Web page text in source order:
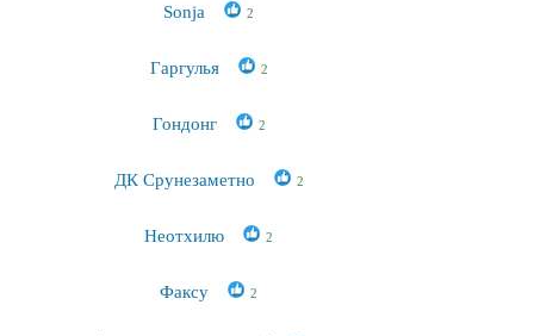
Sonja 2
Гаргулья 2
Гондонг 2
ДК Срунезаметно 2
Неотхилю 2
Факсу 2